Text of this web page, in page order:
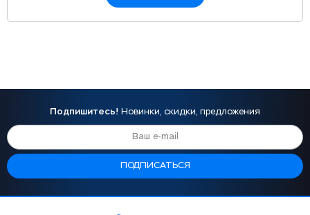
Подпишитесь! Новинки, скидки, предложения